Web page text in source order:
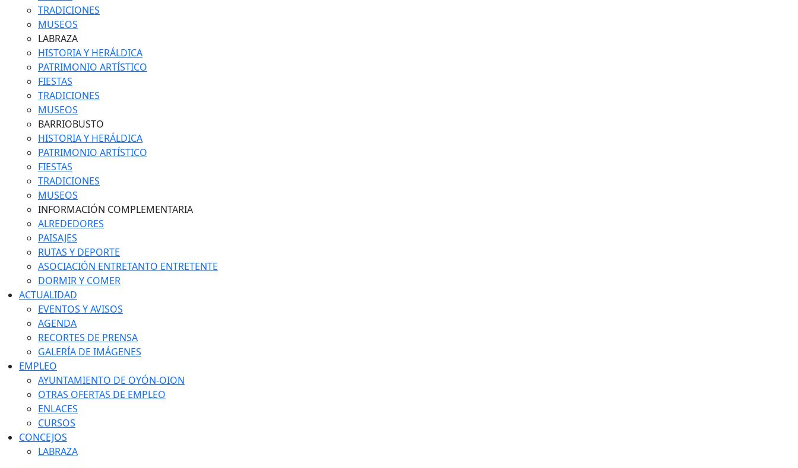
TRADICIONES
MUSEOS
LABRAZA
HISTORIA Y HERÁLDICA
PATRIMONIO ARTÍSTICO
FIESTAS
TRADICIONES
MUSEOS
BARRIOBUSTO
HISTORIA Y HERÁLDICA
PATRIMONIO ARTÍSTICO
FIESTAS
TRADICIONES
MUSEOS
INFORMACIÓN COMPLEMENTARIA
ALREDEDORES
PAISAJES
RUTAS Y DEPORTE
ASOCIACIÓN ENTRETANTO ENTRETENTE
DORMIR Y COMER
ACTUALIDAD
EVENTOS Y AVISOS
AGENDA
RECORTES DE PRENSA
GALERÍA DE IMÁGENES
EMPLEO
AYUNTAMIENTO DE OYÓN-OION
OTRAS OFERTAS DE EMPLEO
ENLACES
CURSOS
CONCEJOS
LABRAZA